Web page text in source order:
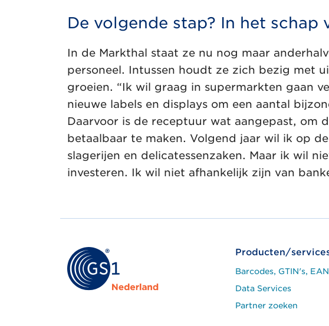
De volgende stap? In het schap
In de Markthal staat ze nu nog maar
personeel. Intussen houdt ze zich bezig met
groeien. “Ik wil graag in supermarkten gaan
nieuwe labels en displays om een aantal
Daarvoor is de receptuur wat aangepast, om
betaalbaar te maken. Volgend jaar wil ik op
slagerijen en delicatessenzaken. Maar ik wil
investeren. Ik wil niet afhankelijk zijn van
Producten/
Barcodes, GTIN's,
Data Services
Partner zoeken